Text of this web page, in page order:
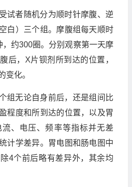
试者随机分为顺时针摩腹、逆
白）三个组。摩腹组每天顺时
约300圈。分别观察第一天摩
后，X片钡剂所到达的位置，
变化。
组无论自身前后，还是组间比
程度和所到达的位置，以及胃
、电压、频率等指标并无差
计学差异。胃电图和肠电图中
4个前后略有差异外，其余均